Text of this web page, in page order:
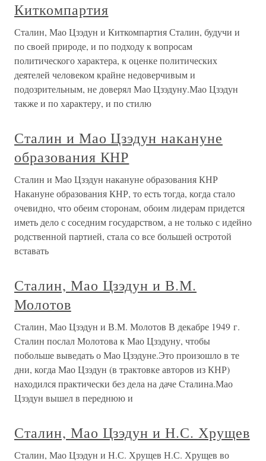
Киткомпартия
Сталин, Мао Цзэдун и Киткомпартия Сталин, будучи и
по своей природе, и по подходу к вопросам
политического характера, к оценке политических
деятелей человеком крайне недоверчивым и
подозрительным, не доверял Мао Цзэдуну.Мао Цзэдун
также и по характеру, и по стилю
Сталин и Мао Цзэдун накануне
образования КНР
Сталин и Мао Цзэдун накануне образования КНР
Накануне образования КНР, то есть тогда, когда стало
очевидно, что обеим сторонам, обоим лидерам придется
иметь дело с соседним государством, а не только с идейно
родственной партией, стала со все большей остротой
вставать
Сталин, Мао Цзэдун и В.М.
Молотов
Сталин, Мао Цзэдун и В.М. Молотов В декабре 1949 г.
Сталин послал Молотова к Мао Цзэдуну, чтобы
побольше выведать о Мао Цзэдуне.Это произошло в те
дни, когда Мао Цзэдун (в трактовке авторов из КНР)
находился практически без дела на даче Сталина.Мао
Цзэдун вышел в переднюю и
Сталин, Мао Цзэдун и Н.С. Хрущев
Сталин, Мао Цзэдун и Н.С. Хрущев Н.С. Хрущев во